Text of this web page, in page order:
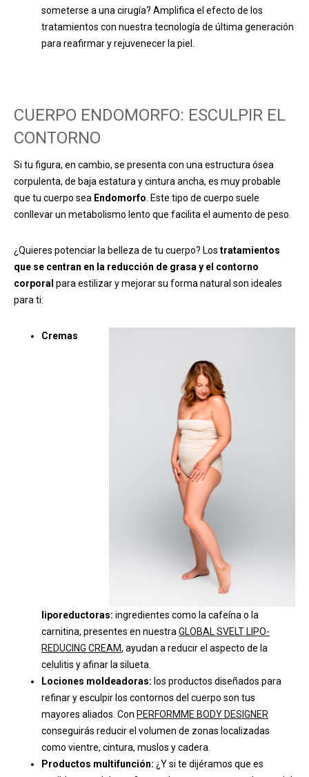
someterse a una cirugía? Amplifica el efecto de los
tratamientos con nuestra tecnología de última generación
para reafirmar y rejuvenecer la piel.
CUERPO ENDOMORFO: ESCULPIR EL
CONTORNO
Si tu figura, en cambio, se presenta con una estructura ósea
corpulenta, de baja estatura y cintura ancha, es muy probable
que tu cuerpo sea Endomorfo . Este tipo de cuerpo suele
conllevar un metabolismo lento que facilita el aumento de peso.
¿Quieres potenciar la belleza de tu cuerpo? Los tratamientos
que se centran en la reducción de grasa y el contorno
corporal para estilizar y mejorar su forma natural son ideales
para ti:
Cremas
liporeductoras: ingredientes como la cafeína o la
carnitina, presentes en nuestra GLOBAL SVELT LIPO-
REDUCING CREAM, ayudan a reducir el aspecto de la
celulitis y afinar la silueta.
Lociones moldeadoras: los productos diseñados para
refinar y esculpir los contornos del cuerpo son tus
mayores aliados. Con PERFORMME BODY DESIGNER
conseguirás reducir el volumen de zonas localizadas
como vientre, cintura, muslos y cadera.
Productos multifunción: ¿Y si te dijéramos que es